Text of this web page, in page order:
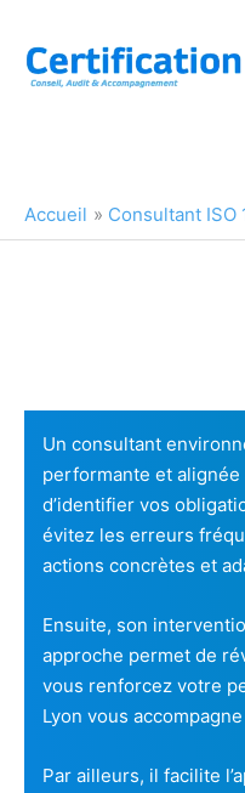
contenu
Accueil Consultant ISO
Un consultant
performante et
d’identifier vos
évitez les erreurs
actions concrètes et
Ensuite, son
approche permet de
vous renforcez votre
Lyon vous
Par ailleurs, il facilite